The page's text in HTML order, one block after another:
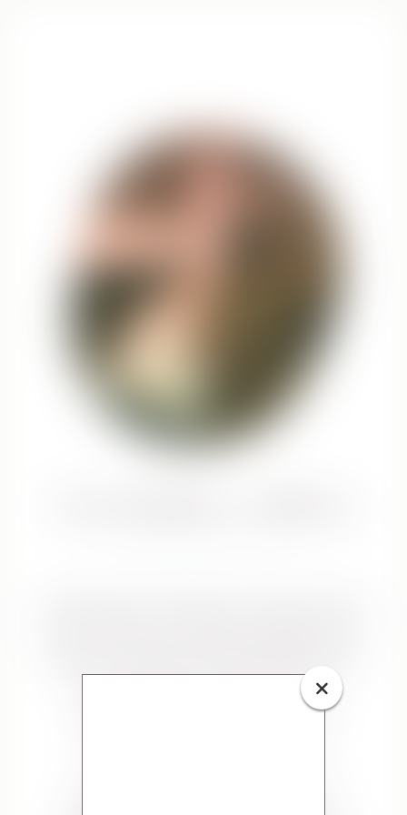
estos tiempos creemos de vital
importancia facilitar espacios de
×